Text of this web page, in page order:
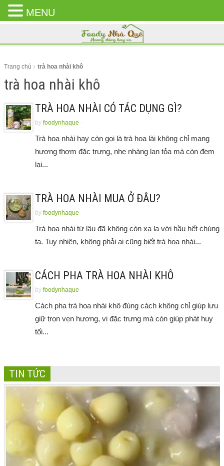
CLOSE
MENU
Trang chủ trà hoa nhài khô
trà hoa nhài khô
TRÀ HOA NHÀI CÓ TÁC DỤNG GÌ?
by foodynhaque -
Trà hoa nhài hay còn gọi là trà hoa lài không chỉ mang
hương thơm đặc trưng, nhẹ nhàng lan tỏa mà còn đem
lại...
TRÀ HOA NHÀI MUA Ở ĐÂU?
by foodynhaque -
Trà hoa nhài từ lâu đã không còn xa lạ với hầu hết chúng
ta. Tuy nhiên, không phải ai cũng biết trà hoa nhài...
CÁCH PHA TRÀ HOA NHÀI KHÔ
by foodynhaque -
Cách pha trà hoa nhài khô đúng cách không chỉ giúp lưu
giữ trọn vẹn hương, vị đặc trưng mà còn giúp phát huy
tối...
TIN TỨC
MENU